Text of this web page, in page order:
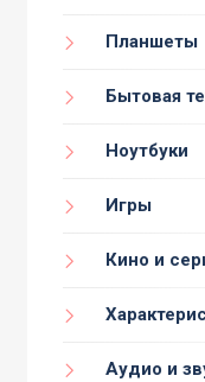
Планшеты
Бытовая
Ноутбуки
Игры
Кино и
Аудио и